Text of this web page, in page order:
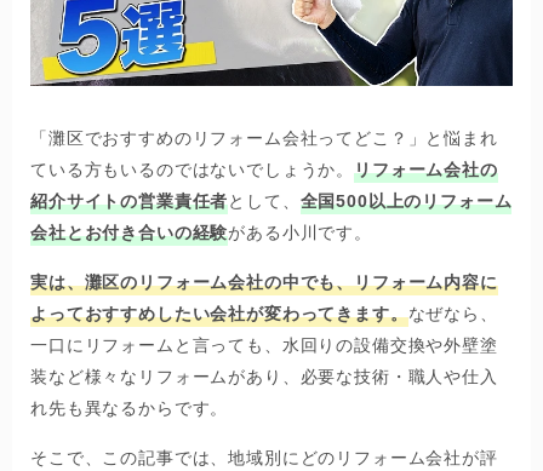
「灘区でおすすめのリフォーム会社ってどこ？」と悩まれ
ている方もいるのではないでしょうか。リフォーム会社の
紹介サイトの営業責任者として、 全国500以上のリフォーム
会社とお付き合いの経験がある小川です。
実は、灘区のリフォーム会社の中でも、リフォーム内容に
よっておすすめしたい会社が変わってきます。なぜなら、
一口にリフォームと言っても、水回りの設備交換や外壁塗
装など様々なリフォームがあり、必要な技術・職人や仕入
れ先も異なるからです。
そこで、この記事では、地域別にどのリフォーム会社が評